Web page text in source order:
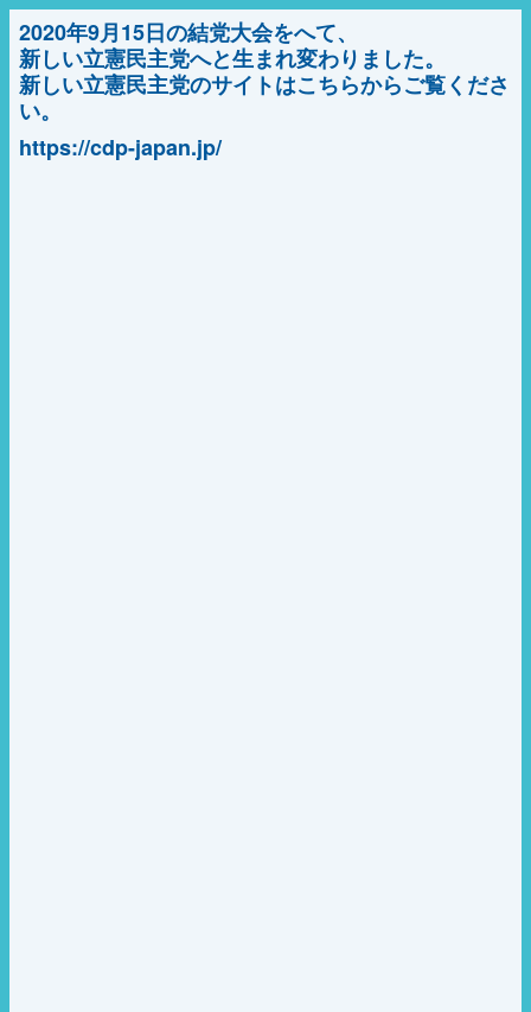
2020年9月15日の結党大会をへて、
新しい立憲民主党へと生まれ変わりました。
新しい立憲民主党のサイトはこちらからご覧くださ
い。
https://cdp-japan.jp/